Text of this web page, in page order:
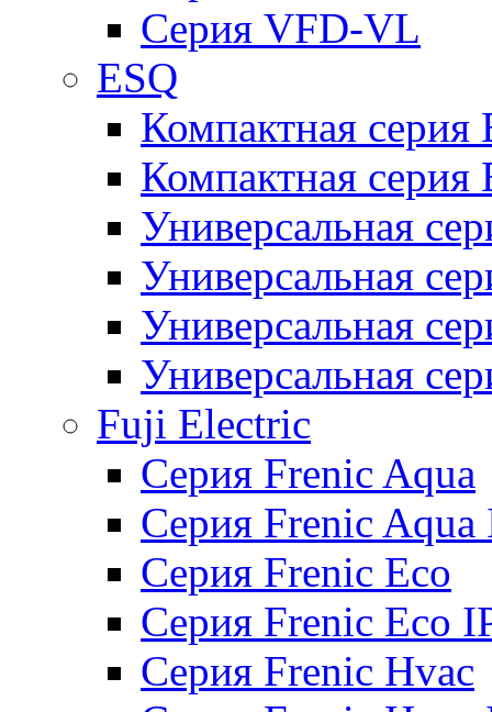
Серия VFD-VL
ESQ
Компактная серия
Компактная
Универсальная
Универсальная
Универсальная
Универсальная
Fuji Electric
Серия Frenic Aqua
Серия Frenic Aqua
Серия Frenic Eco
Серия Frenic Eco
Серия Frenic Hvac